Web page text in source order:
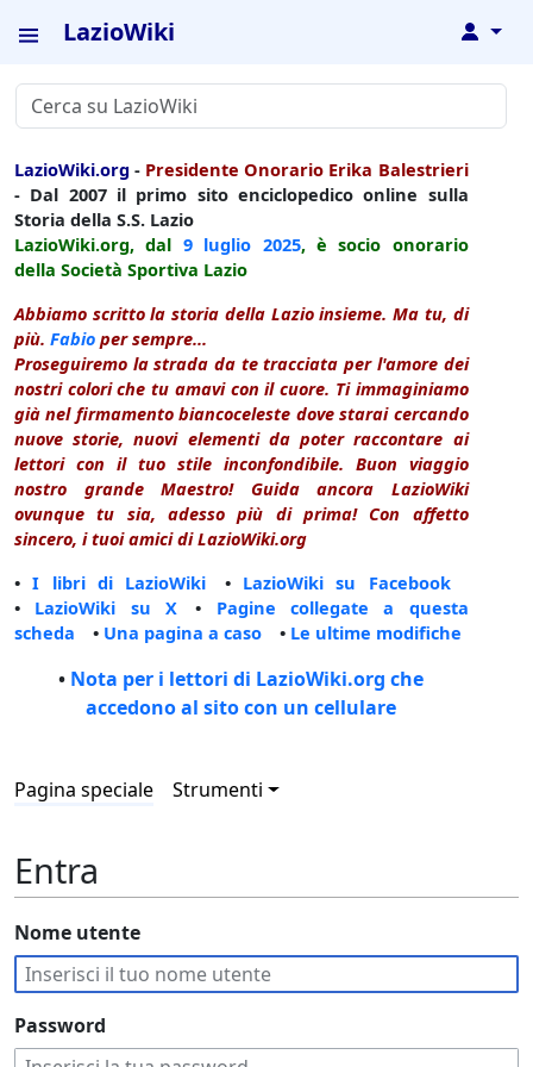
LazioWiki ↓
LazioWiki.org - Presidente Onorario Erika Balestrieri
- Dal 2007 il primo sito enciclopedico online sulla
Storia della S.S. Lazio
LazioWiki.org, dal 9 luglio 2025, è socio onorario
della Società Sportiva Lazio
Abbiamo scritto la storia della Lazio insieme. Ma tu, di
più. Fabio per sempre...
Proseguiremo la strada da te tracciata per l'amore dei
nostri colori che tu amavi con il cuore. Ti immaginiamo
già nel firmamento biancoceleste dove starai cercando
nuove storie, nuovi elementi da poter raccontare ai
lettori con il tuo stile inconfondibile. Buon viaggio
nostro grande Maestro! Guida ancora LazioWiki
ovunque tu sia, adesso più di prima! Con affetto
sincero, i tuoi amici di LazioWiki.org
•I libri di LazioWiki • LazioWiki su Facebook
• LazioWiki su X • Pagine collegate a questa
scheda • Una pagina a caso • Le ultime modifiche
• Nota per i lettori di LazioWiki.org che
accedono al sito con un cellulare
Pagina speciale Strumenti
Entra
Nome utente
Password